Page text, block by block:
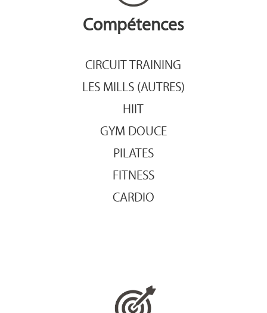
Compétences
CIRCUIT TRAINING
LES MILLS (AUTRES)
HIIT
GYM DOUCE
PILATES
FITNESS
CARDIO